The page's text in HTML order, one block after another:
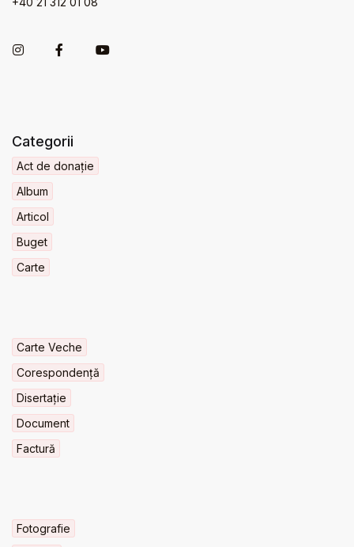
Categorii
Act de donație
Album
Articol
Buget
Carte
Carte Veche
Corespondență
Disertație
Document
Factură
Fotografie